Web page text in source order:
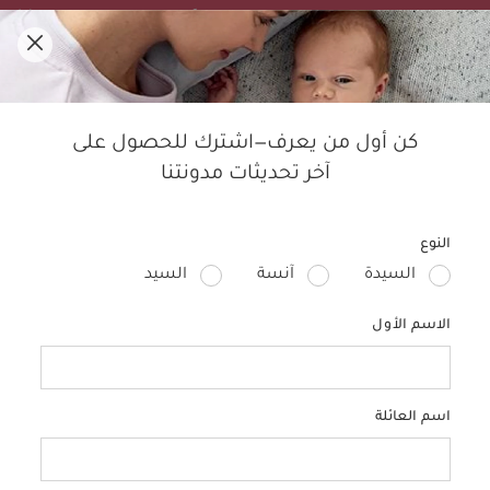
تنزيلات الصيف! تسوقي الأفضل مبيعًا بخصم لغاية 50%.
الحمل
كن أول من يعرف—اشترك للحصول على
آخر تحديثات مدونتنا
النوع
السيدة آنسة السيد
الاسم الأول
اسم العائلة